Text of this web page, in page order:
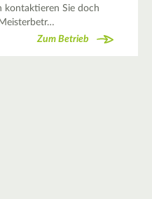
kontaktieren Sie doch
Zum Betrieb